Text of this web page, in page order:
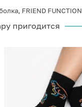
, FRIEND FUNCTION
пригодится